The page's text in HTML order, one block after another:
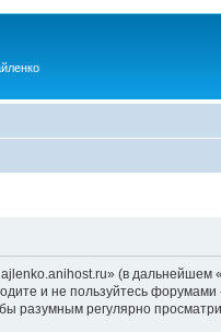
(в
и не пользуйтесь
регулярно